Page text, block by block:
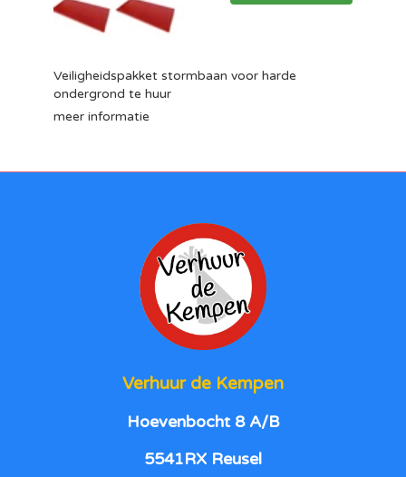
Veiligheidspakket stormbaan voor harde
ondergrond te huur
meer informatie
Verhuur de Kempen
Hoevenbocht 8 A/B
5541RX Reusel